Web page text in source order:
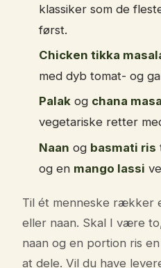
klassiker som de
først.
Chicken tikka
med dyb tomat- og
Palak og chana
vegetariske retter
Naan og basmati ris
og en mango lassi
Til ét menneske rækker
eller naan. Skal I være
naan og en portion ris
at dele. Vil du have